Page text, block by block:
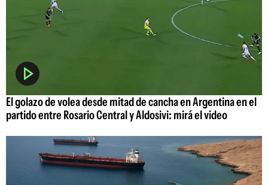
El golazo de volea desde mitad de cancha en Argentina en el
partido entre Rosario Central y Aldosivi: mirá el video